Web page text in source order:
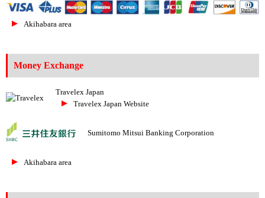
Akihabara area
Money Exchange
Travelex Japan
Travelex Japan Website
Sumitomo Mitsui Banking Corporation
Akihabara area